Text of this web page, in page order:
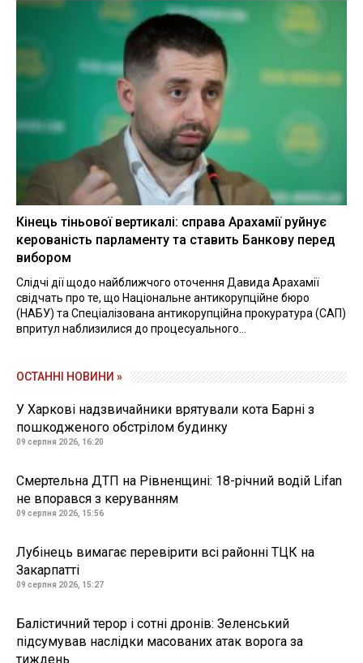
Кінець тіньової вертикалі: справа Арахамії руйнує
керованість парламенту та ставить Банкову перед
вибором
Слідчі дії щодо найближчого оточення Давида Арахамії
свідчать про те, що Національне антикорупційне бюро
(НАБУ) та Спеціалізована антикорупційна прокуратура (САП)
впритул наблизилися до процесуального...
ОСТАННІ НОВИНИ »
У Харкові надзвичайники врятували кота Барні з
пошкодженого обстрілом будинку
09 серпня 2026, 16:20
Смертельна ДТП на Рівненщині: 18-річний водій Lifan
не впорався з керуванням
09 серпня 2026, 15:56
Лубінець вимагає перевірити всі районні ТЦК на
Закарпатті
09 серпня 2026, 15:27
Балістичний терор і сотні дронів: Зеленський
підсумував наслідки масованих атак ворога за
тиждень